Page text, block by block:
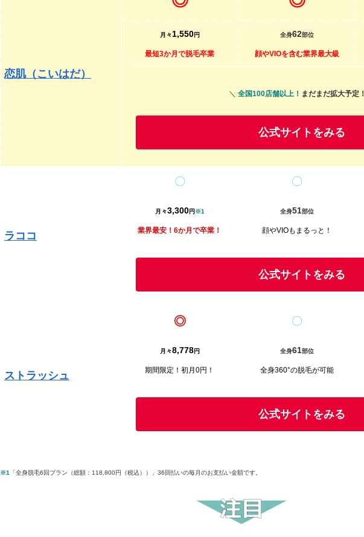
恋肌（こいはだ）
月々1,550円
最短3か月で脱毛卒業
全身62部位
顔やVIOを含む業界最大級
＼ 全国100店舗以上！ まだまだ拡大予定！
公式サイトをみる
ラココ
〇 〇
月々3,300円※1
業界最安！6か月で卒業！
全身51部位
顔やVIOもまるっと！
公式サイトをみる
ストラッシュ
◎ 〇
月々8,778円
期間限定！初月0円！
全身61部位
全身360°の脱毛が可能
公式サイトをみる
※1 「全身脱毛6回プラン（総額：118,800円（税込））」36回払いの毎月のお支払い金額です。